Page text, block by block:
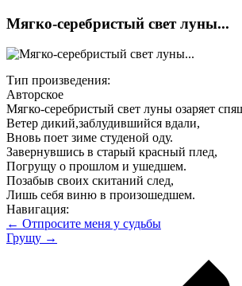
Мягко-серебристый свет луны...
Тип произведения:
Авторское
Мягко-серебристый свет луны озаряет
Ветер дикий,заблудившийся вдали,
Вновь поет зиме студеной оду.
Завернувшись в старый красный плед,
Погрущу о прошлом и ушедшем.
Позабыв своих скитаний след,
Лишь себя виню в произошедшем.
Навигация:
← Отпросите меня у судьбы
Грущу →